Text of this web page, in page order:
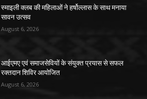
स्माइली क्लब की महिलाओं ने हर्षोल्लास के साथ मनाया
सावन उत्सव
August 6, 2026
आईएमए एवं समाजसेवियों के संयुक्त प्रयास से सफल
रक्तदान शिविर आयोजित
August 6, 2026